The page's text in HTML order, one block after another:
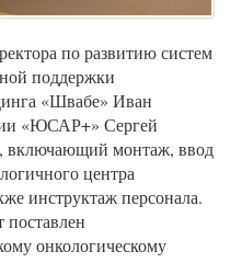
по развитию систем
поддержки
«Швабе» Иван
«ЮСАР+» Сергей
включающий монтаж, ввод
центра
инструктаж персонала.
онкологическому